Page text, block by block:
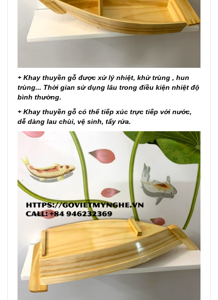
+ Khay thuyền gỗ được xử lý nhiệt, khử trùng , hun
trùng... Thời gian sử dụng lâu trong điều kiện nhiệt độ
bình thường.
+ Khay thuyền gỗ có thể tiếp xúc trực tiếp với nước,
dễ dàng lau chùi, vệ sinh, tẩy rửa.